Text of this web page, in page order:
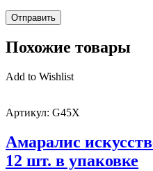
Похожие товары
Add to Wishlist
Артикул: G45X
Амаралис
12 шт. в упаковке